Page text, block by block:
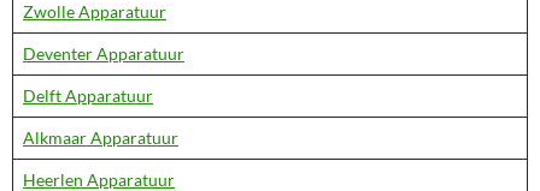
Zwolle Apparatuur
Deventer Apparatuur
Delft Apparatuur
Alkmaar Apparatuur
Heerlen Apparatuur